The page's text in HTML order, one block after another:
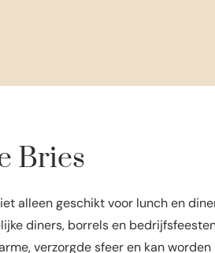
Bries
alleen geschikt voor lunch en
diners, borrels en
verzorgde sfeer en kan worden